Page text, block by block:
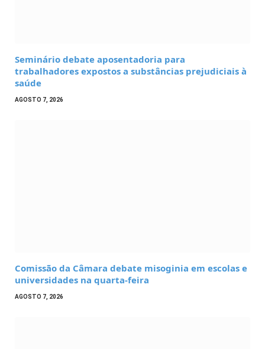
Seminário debate aposentadoria para
trabalhadores expostos a substâncias prejudiciais à
saúde
AGOSTO 7, 2026
Comissão da Câmara debate misoginia em escolas e
universidades na quarta-feira
AGOSTO 7, 2026